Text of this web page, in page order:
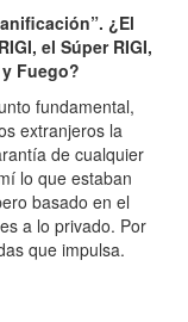
¿El
el Súper RIGI,
Fuego?
fundamental,
extranjeros la
de cualquier
lo que estaban
basado en el
a lo privado. Por
que impulsa.